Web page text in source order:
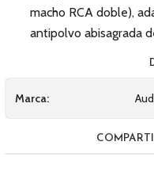
macho RCA doble),
antipolvo abisagrada
Marca: